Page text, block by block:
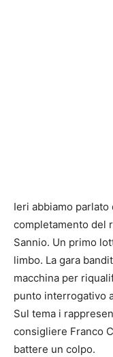
Ieri abbiamo parlato
completamento del
Sannio. Un primo
limbo. La gara
macchina per
punto interrogativo
Sul tema i
consigliere Franco
battere un colpo.